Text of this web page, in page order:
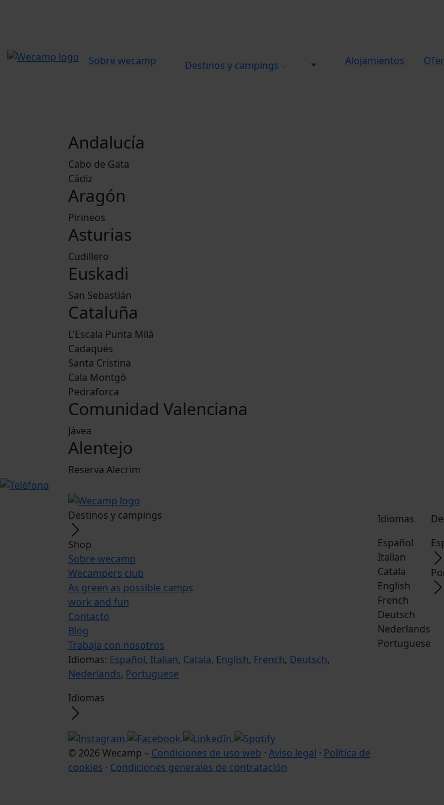
Sobre wecamp Destinos y campings Alojamientos
Andalucía
Cabo de Gata
Cádiz
Aragón
Pirineos
Asturias
Cudillero
Euskadi
San Sebastián
Cataluña
L'Escala Punta Milà
Cadaqués
Santa Cristina
Cala Montgó
Pedraforca
Comunidad Valenciana
Jávea
Alentejo
Reserva Alecrim
Destinos y campings
Shop
Sobre wecamp
Wecampers club
As green as possible camps
work and fun
Contacto
Blog
Trabaja con nosotros
Idiomas: Español, Italian, Catala, English, French, Deutsch,
Nederlands, Portuguese
Idiomas
© 2026 Wecamp – Condiciones de uso web · Aviso legal · Política de
cookies · Condiciones generales de contratación
Idiomas
Español
Italian
Catala
English
French
Deutsch
Nederlands
Portuguese